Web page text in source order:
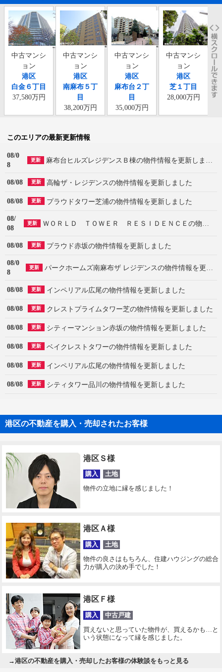
中古マンシ
ョン
港区
白金６丁目
37,580万円
中古マンシ
ョン
港区
南麻布５丁
目
38,200万円
中古マンシ
ョン
港区
麻布台２丁
目
35,000万円
中古マンシ
ョン
港区
芝１丁目
28,000万円
このエリアの最新更新情報
08/0
8
更新 麻布台ヒルズレジデンスＢ棟の物件情報を更新しました
08/08 更新 高輪ザ・レジデンスの物件情報を更新しました
08/08 更新 プラウドタワー芝浦の物件情報を更新しました
08/
08
更新 ＷＯＲＬＤ ＴＯＷＥＲ ＲＥＳＩＤＥＮＣＥの物件情報を更新しました
08/08 更新 プラウド赤坂の物件情報を更新しました
08/0
8
更新 パークホームズ南麻布ザ レジデンスの物件情報を更新しました
08/08 更新 インペリアル広尾の物件情報を更新しました
08/08 更新 クレストプライムタワー芝の物件情報を更新しました
08/08 更新 シティーマンション赤坂の物件情報を更新しました
08/08 更新 ベイクレストタワーの物件情報を更新しました
08/08 更新 インペリアル広尾の物件情報を更新しました
08/08 更新 シティタワー品川の物件情報を更新しました
港区の不動産を購入・売却されたお客様
港区Ｓ様
購入 土地
物件の立地に縁を感じました！
港区Ａ様
購入 土地
物件の良さはもちろん、住建ハウジングの総合
力が購入の決め手でした！
港区Ｆ様
購入 中古戸建
買えないと思っていた物件が、買えるかも…と
いう状態になって縁を感じました。
→港区の不動産を購入・売却したお客様の体験談をもっと見る